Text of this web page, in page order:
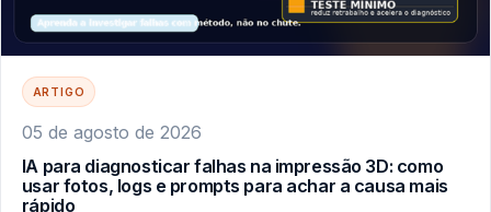
ARTIGO
05 de agosto de 2026
IA para diagnosticar falhas na impressão 3D: como
usar fotos, logs e prompts para achar a causa mais
rápido